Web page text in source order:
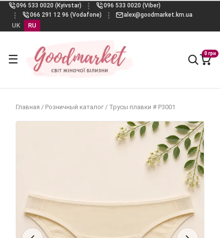
096 533 0020 (Kyivstar)
096 533 0020 (Viber)
066 291 12 96 (Vodafone)
alex@goodmarket.km.ua
UK RU
☰ 0 грн
Главная / Розничный каталог / Трусы плавки # Р3001